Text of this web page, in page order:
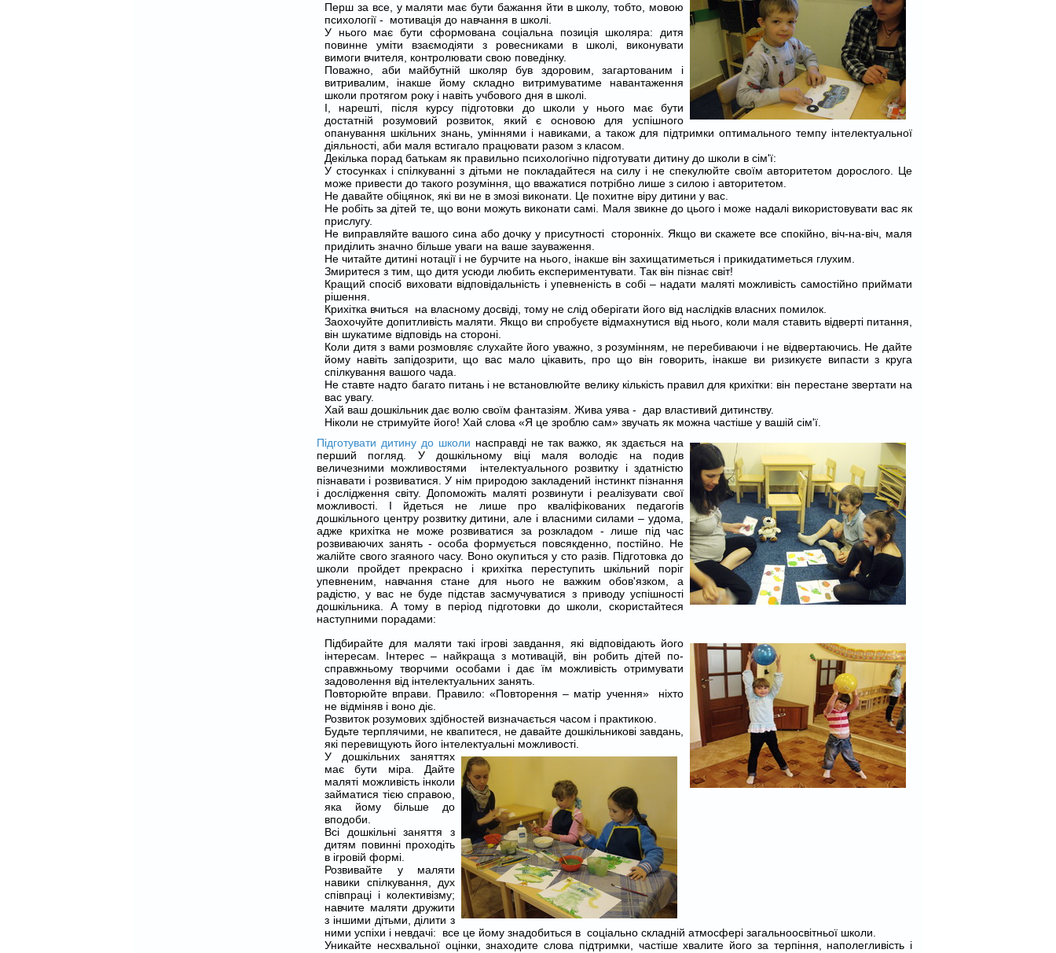
Перш за все, у маляти має бути бажання йти в школу, тобто, мовою
психології - мотивація до навчання в школі.
У нього має бути сформована соціальна позиція школяра: дитя
повинне уміти взаємодіяти з ровесниками в школі, виконувати
вимоги вчителя, контролювати свою поведінку.
Поважно, аби майбутній школяр був здоровим, загартованим і
витривалим, інакше йому складно витримуватиме навантаження
школи протягом року і навіть учбового дня в школі.
І, нарешті, після курсу підготовки до школи у нього має бути
достатній розумовий розвиток, який є основою для успішного
опанування шкільних знань, уміннями і навиками, а також для підтримки оптимального темпу інтелектуальної
діяльності, аби маля встигало працювати разом з класом.
Декілька порад батькам як правильно психологічно підготувати дитину до школи в сім'ї:
У стосунках і спілкуванні з дітьми не покладайтеся на силу і не спекулюйте своїм авторитетом дорослого. Це
може привести до такого розуміння, що вважатися потрібно лише з силою і авторитетом.
Не давайте обіцянок, які ви не в змозі виконати. Це похитне віру дитини у вас.
Не робіть за дітей те, що вони можуть виконати самі. Маля звикне до цього і може надалі використовувати вас як
прислугу.
Не виправляйте вашого сина або дочку у присутності сторонніх. Якщо ви скажете все спокійно, віч-на-віч, маля
приділить значно більше уваги на ваше зауваження.
Не читайте дитині нотації і не бурчите на нього, інакше він захищатиметься і прикидатиметься глухим.
Змиритеся з тим, що дитя усюди любить експериментувати. Так він пізнає світ!
Кращий спосіб виховати відповідальність і упевненість в собі – надати маляті можливість самостійно приймати
рішення.
Крихітка вчиться на власному досвіді, тому не слід оберігати його від наслідків власних помилок.
Заохочуйте допитливість маляти. Якщо ви спробуєте відмахнутися від нього, коли маля ставить відверті питання,
він шукатиме відповідь на стороні.
Коли дитя з вами розмовляє слухайте його уважно, з розумінням, не перебиваючи і не відвертаючись. Не дайте
йому навіть запідозрити, що вас мало цікавить, про що він говорить, інакше ви ризикуєте випасти з круга
спілкування вашого чада.
Не ставте надто багато питань і не встановлюйте велику кількість правил для крихітки: він перестане звертати на
вас увагу.
Хай ваш дошкільник дає волю своїм фантазіям. Жива уява - дар властивий дитинству.
Ніколи не стримуйте його! Хай слова «Я це зроблю сам» звучать як можна частіше у вашій сім'ї.
Підготувати дитину до школи насправді не так важко, як здається на
перший погляд. У дошкільному віці маля володіє на подив
величезними можливостями інтелектуального розвитку і здатністю
пізнавати і розвиватися. У нім природою закладений інстинкт пізнання
і дослідження світу. Допоможіть маляті розвинути і реалізувати свої
можливості. І йдеться не лише про кваліфікованих педагогів
дошкільного центру розвитку дитини, але і власними силами – удома,
адже крихітка не може розвиватися за розкладом - лише під час
розвиваючих занять - особа формується повсякденно, постійно. Не
жалійте свого згаяного часу. Воно окупиться у сто разів. Підготовка до
школи пройдет прекрасно і крихітка переступить шкільний поріг
упевненим, навчання стане для нього не важким обов'язком, а
радістю, у вас не буде підстав засмучуватися з приводу успішності
дошкільника. А тому в період підготовки до школи, скористайтеся
наступними порадами:
Підбирайте для маляти такі ігрові завдання, які відповідають його
інтересам. Інтерес – найкраща з мотивацій, він робить дітей по-
справжньому творчими особами і дає їм можливість отримувати
задоволення від інтелектуальних занять.
Повторюйте вправи. Правило: «Повторення – матір учення» ніхто
не відміняв і воно діє.
Розвиток розумових здібностей визначається часом і практикою.
Будьте терплячими, не квапитеся, не давайте дошкільникові завдань,
які перевищують його інтелектуальні можливості.
У дошкільних заняттях
має бути міра. Дайте
маляті можливість інколи
займатися тією справою,
яка йому більше до
вподоби.
Всі дошкільні заняття з
дитям повинні проходіть
в ігровій формі.
Розвивайте у маляти
навики спілкування, дух
співпраці і колективізму;
навчите маляти дружити
з іншими дітьми, ділити з
ними успіхи і невдачі: все це йому знадобиться в соціально складній атмосфері загальноосвітньої школи.
Уникайте несхвальної оцінки, знаходите слова підтримки, частіше хвалите його за терпіння, наполегливість і